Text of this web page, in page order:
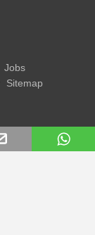
Jobs
Sitemap